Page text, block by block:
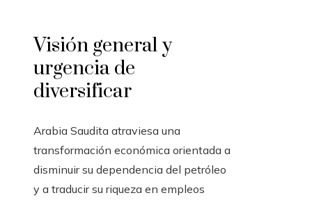
Visión general y
urgencia de
diversificar
Arabia Saudita atraviesa una
transformación económica orientada a
disminuir su dependencia del petróleo
y a traducir su riqueza en empleos